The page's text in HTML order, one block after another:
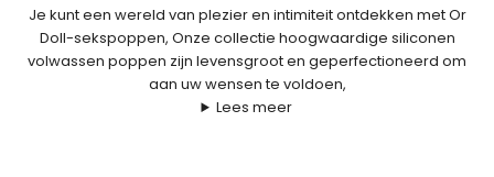
Je kunt een wereld van plezier en intimiteit ontdekken met Or
Doll-sekspoppen, Onze collectie hoogwaardige siliconen
volwassen poppen zijn levensgroot en geperfectioneerd om
aan uw wensen te voldoen,
Lees meer